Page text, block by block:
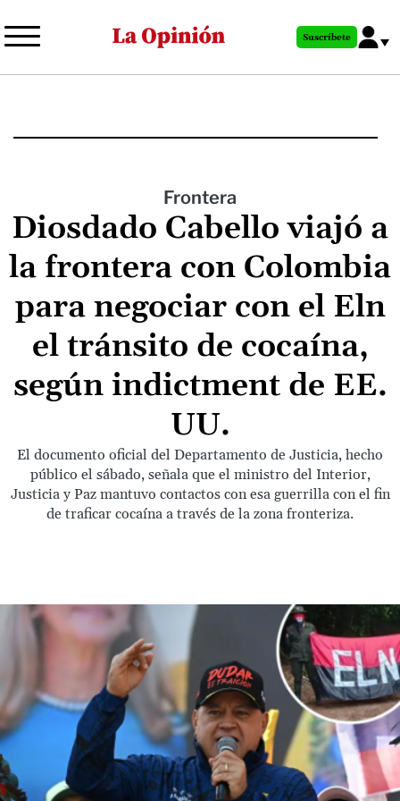
al
principal
Suscríbete
Frontera
Diosdado Cabello viajó a
la frontera con Colombia
para negociar con el Eln
el tránsito de cocaína,
según indictment de EE.
UU.
El documento oficial del Departamento de Justicia, hecho
público el sábado, señala que el ministro del Interior,
Justicia y Paz mantuvo contactos con esa guerrilla con el fin
de traficar cocaína a través de la zona fronteriza.